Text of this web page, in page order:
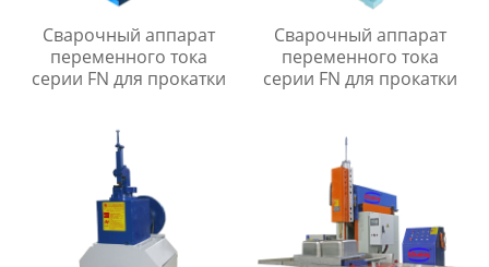
Сварочный аппарат
переменного тока
серии FN для прокатки
Сварочный аппарат
переменного тока
серии FN для прокатки